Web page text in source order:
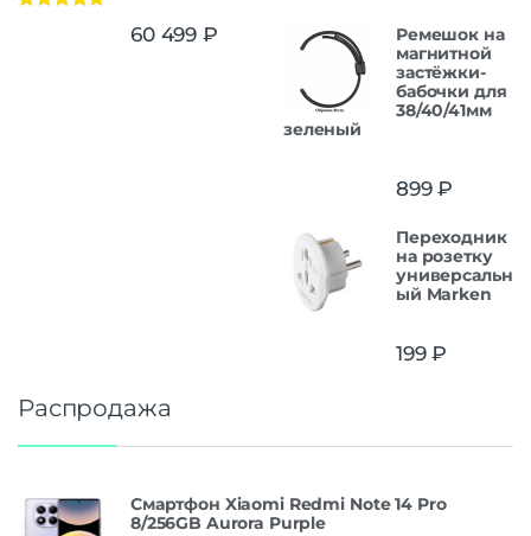
60 499 ₽
Ремешок на
магнитной
застёжки-
бабочки для
38/40/41мм
зеленый
899₽
Переходник
на розетку
универсальн
ый Marken
199₽
Распродажа
Смартфон Xiaomi Redmi Note 14 Pro
8/256GB Aurora Purple